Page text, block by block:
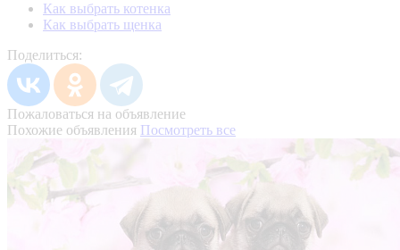
Как выбрать котенка
Как выбрать щенка
Поделиться:
Пожаловаться на объявление
Похожие объявления Посмотреть все